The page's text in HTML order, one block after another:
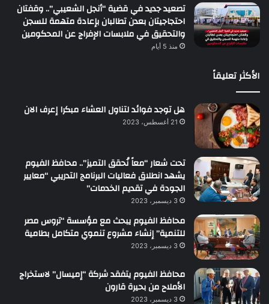
تصعيد جديد في قضية “أنجل الشعيبي”.. وقفتان
احتجاجيتان بعدن تطالبان بإعادة متهمة للسجن
والتحقيق في ملابسات الإفراج عن المحكومين
منذ 5 أيام
الأكثر تعليقاً
هل توجد فوائد لتناول العشاء مبكرا إعرف الان
21 أغسطس، 2023
تحت شعار “معاً نُحقق التميز”.. محافظ الفيوم
يشهد انطلاق فعاليات البرنامج التدريبي “معايير
الجودة في تقديم الخدمات”
3 ديسمبر، 2023
محافظ الفيوم يبحث مع مؤسسة “تروس مصر
للتنمية” إنشاء مشروع تنموي متكامل بطامية
3 ديسمبر، 2023
محافظ الفيوم يتفقد شركة “إميسال” لاستخراج
الأملاح من بحيرة قارون
3 ديسمبر، 2023